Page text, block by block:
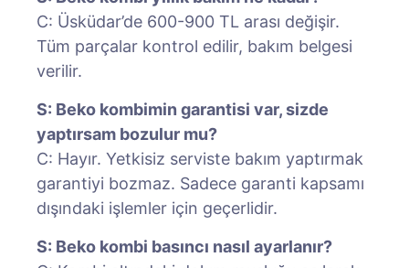
C: Üsküdar’de 600-900 TL arası değişir.
Tüm parçalar kontrol edilir, bakım belgesi
verilir.
S: Beko kombimin garantisi var, sizde
yaptırsam bozulur mu?
C: Hayır. Yetkisiz serviste bakım yaptırmak
garantiyi bozmaz. Sadece garanti kapsamı
dışındaki işlemler için geçerlidir.
S: Beko kombi basıncı nasıl ayarlanır?